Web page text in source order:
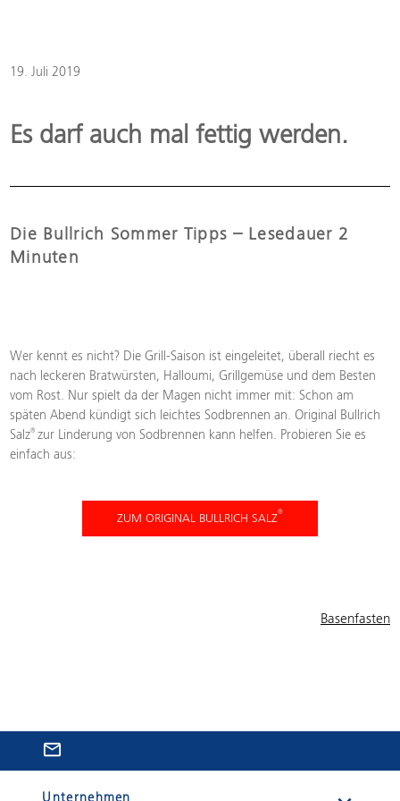
19. Juli 2019
Es darf auch mal fettig werden.
Die Bullrich Sommer Tipps – Lesedauer 2
Minuten
Wer kennt es nicht? Die Grill-Saison ist eingeleitet, überall riecht es
nach leckeren Bratwürsten, Halloumi, Grillgemüse und dem Besten
vom Rost. Nur spielt da der Magen nicht immer mit: Schon am
späten Abend kündigt sich leichtes Sodbrennen an. Original Bullrich
Salz® zur Linderung von Sodbrennen kann helfen. Probieren Sie es
einfach aus:
ZUM ORIGINAL BULLRICH SALZ®
Basenfasten
mail_outline
Unternehmen